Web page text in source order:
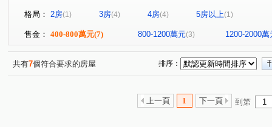
立鵬路 中華路一段 中山路 有謙路(1)
福興段(1) 下大窩段 下角段(1) (1) 柴橋路
格局： 2房(1) 3房(4) 4房(4) 5房以上(1)
售金： 400-800萬元(7) 800-1200萬元(3) 1200-2000萬
共有7個符合要求的房屋 排序：
上一頁 1 下一頁 到第